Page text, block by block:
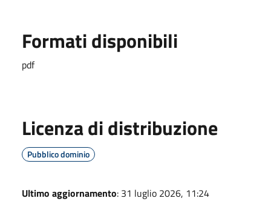
Formati disponibili
pdf
Licenza di distribuzione
Pubblico dominio
Ultimo aggiornamento: 31 luglio 2026, 11:24